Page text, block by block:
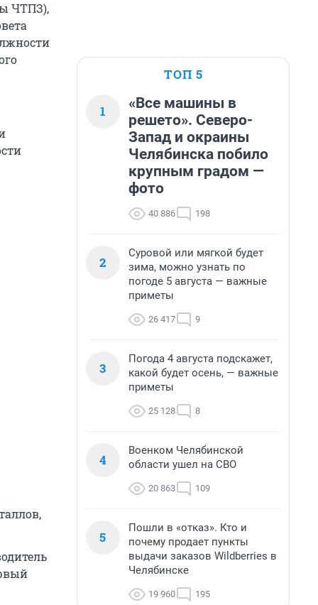
ЧТПЗ),
ТОП 5
1
«Все машины в
решето». Северо-
Запад и окраины
Челябинска побило
крупным градом —
фото
40 886 198
2
Суровой или мягкой будет
зима, можно узнать по
погоде 5 августа — важные
приметы
26 417 9
3
Погода 4 августа подскажет,
какой будет осень, — важные
приметы
25 128 8
4
Военком Челябинской
области ушел на СВО
20 863 109
5
Пошли в «отказ». Кто и
почему продает пункты
выдачи заказов Wildberries в
Челябинске
19 960 195